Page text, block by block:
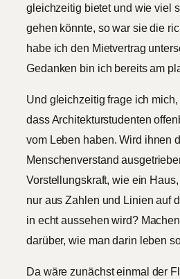
gleichzeitig bietet und wie viel
gehen könnte, so war sie die
habe ich den Mietvertrag
Gedanken bin ich bereits am
Und gleichzeitig frage ich
dass Architekturstudenten
vom Leben haben. Wird ihnen
Menschenverstand
Vorstellungskraft, wie ein
nur aus Zahlen und Linien auf
in echt aussehen wird?
darüber, wie man darin leben
Da wäre zunächst einmal der